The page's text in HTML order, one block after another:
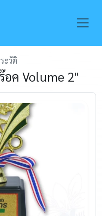
ะวัติ
อค Volume 2"